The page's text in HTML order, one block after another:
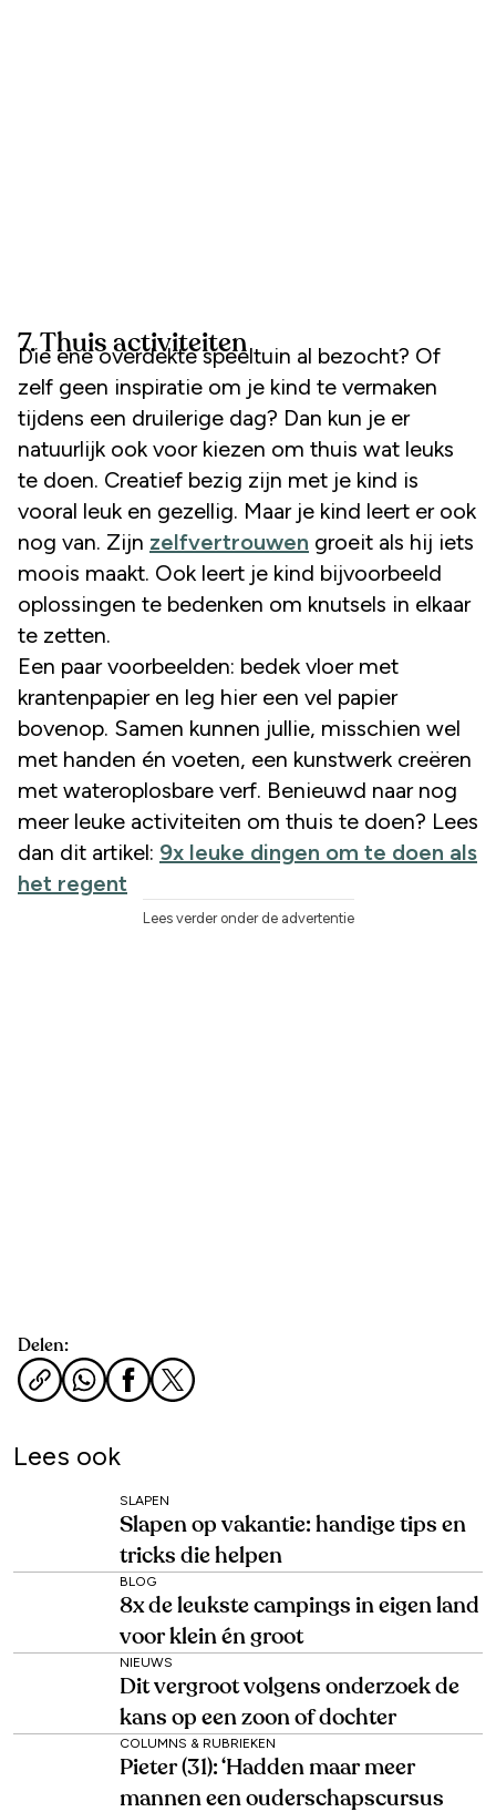
7. Thuis activiteiten
Die ene overdekte speeltuin al bezocht? Of
zelf geen inspiratie om je kind te vermaken
tijdens een druilerige dag? Dan kun je er
natuurlijk ook voor kiezen om thuis wat leuks
te doen. Creatief bezig zijn met je kind is
vooral leuk en gezellig. Maar je kind leert er ook
nog van. Zijn zelfvertrouwen groeit als hij iets
moois maakt. Ook leert je kind bijvoorbeeld
oplossingen te bedenken om knutsels in elkaar
te zetten.
Een paar voorbeelden: bedek vloer met
krantenpapier en leg hier een vel papier
bovenop. Samen kunnen jullie, misschien wel
met handen én voeten, een kunstwerk creëren
met wateroplosbare verf. Benieuwd naar nog
meer leuke activiteiten om thuis te doen? Lees
dan dit artikel: 9x leuke dingen om te doen als
het regent
Lees verder onder de advertentie
Delen:
Lees ook
SLAPEN
Slapen op vakantie: handige tips en
tricks die helpen
BLOG
8x de leukste campings in eigen land
voor klein én groot
NIEUWS
Dit vergroot volgens onderzoek de
kans op een zoon of dochter
COLUMNS & RUBRIEKEN
Pieter (31): ‘Hadden maar meer
mannen een ouderschapscursus